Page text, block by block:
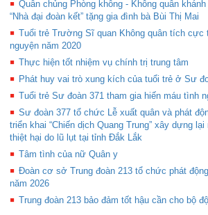
Quân chủng Phòng không - Không quân
“Nhà đại đoàn kết” tặng gia đình bà Bùi Thị Mai
Tuổi trẻ Trường Sĩ quan Không quân tích cực
nguyện năm 2020
Thực hiện tốt nhiệm vụ chính trị trung tâm
Phát huy vai trò xung kích của tuổi trẻ ở Sư
Tuổi trẻ Sư đoàn 371 tham gia hiến máu tình
Sư đoàn 377 tổ chức Lễ xuất quân và phát
triển khai “Chiến dịch Quang Trung” xây dựng
thiệt hại do lũ lụt tại tỉnh Đắk Lắk
Tâm tình của nữ Quân y
Đoàn cơ sở Trung đoàn 213 tổ chức phát động
năm 2026
Trung đoàn 213 bảo đảm tốt hậu cần cho bộ